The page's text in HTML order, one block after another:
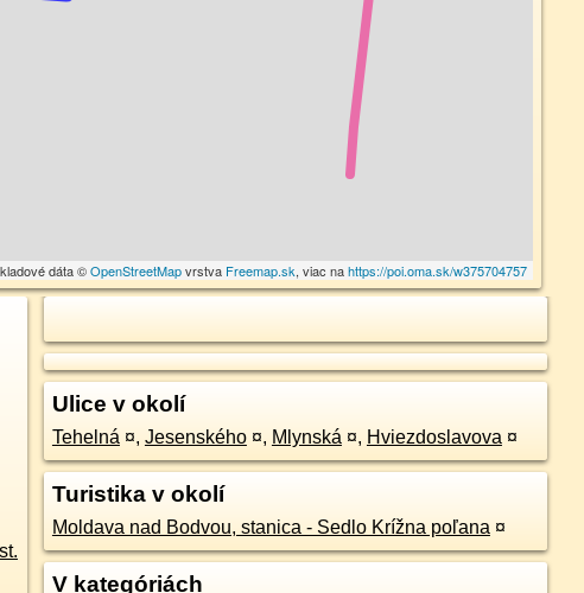
dáta ©OpenStreetMapvrstva Freemap.sk, viac nahttps://poi.oma.sk/w375704757
Ulice v okolí
Tehelná ¤, Jesenského ¤, Mlynská ¤, Hviezdoslavova ¤
Turistika v okolí
Moldava nad Bodvou, stanica - Sedlo Krížna poľana ¤
V kategóriách